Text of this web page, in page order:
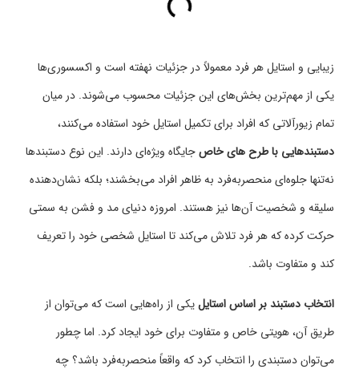
زیبایی و استایل هر فرد معمولاً در جزئیات نهفته است و اکسسوری‌ها
یکی از مهم‌ترین بخش‌های این جزئیات محسوب می‌شوند. در میان
تمام زیورآلاتی که افراد برای تکمیل استایل خود استفاده می‌کنند،
دستبندهایی با طرح‌ های خاصجایگاه ویژه‌ای دارند. این نوع دستبندها
نه‌تنها جلوه‌ای منحصر‌به‌فرد به ظاهر افراد می‌بخشند؛ بلکه نشان‌دهنده
سلیقه و شخصیت آن‌ها نیز هستند. امروزه دنیای مد و فشن به سمتی
حرکت کرده که هر فرد تلاش می‌کند تا استایل شخصی خود را تعریف
کند و متفاوت باشد.
انتخاب دستبند بر اساس استایلیکی از راه‌هایی است که می‌توان از
طریق آن، هویتی خاص و متفاوت برای خود ایجاد کرد. اما چطور
می‌توان دستبندی را انتخاب کرد که واقعاً منحصربه‌فرد باشد؟ چه